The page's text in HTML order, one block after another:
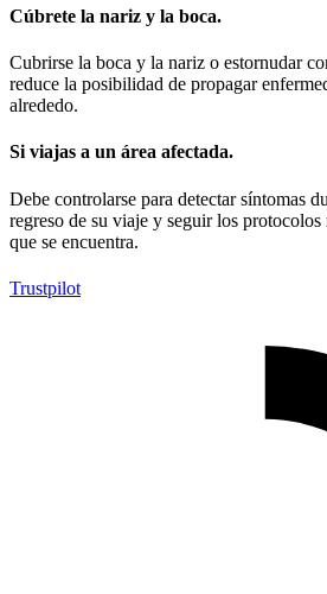
Cúbrete la nariz y la boca.
Cubrirse la boca y la nariz o estornudar
reduce la posibilidad de propagar
alrededo.
Si viajas a un área afectada.
Debe controlarse para detectar síntomas
regreso de su viaje y seguir los protocolos
que se encuentra.
Trustpilot